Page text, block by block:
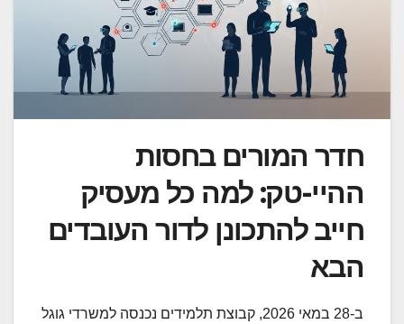
חדר המורים בחסות
ההיי-טק: למה כל מעסיק
חייב להתכונן לדור העובדים
הבא
ב-28 במאי 2026, קבוצת תלמידים נכנסה למשרדי גוגל